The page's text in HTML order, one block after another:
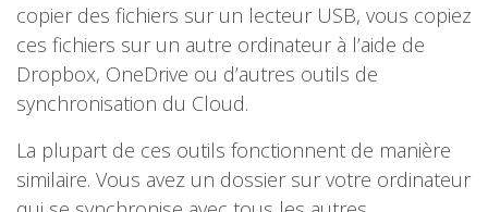
copier des fichiers sur un lecteur USB, vous copiez
ces fichiers sur un autre ordinateur à l’aide de
Dropbox, OneDrive ou d’autres outils de
synchronisation du Cloud.
La plupart de ces outils fonctionnent de manière
similaire. Vous avez un dossier sur votre ordinateur